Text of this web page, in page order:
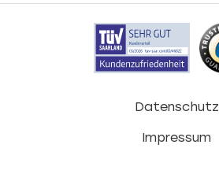
Datenschutz
Impressum